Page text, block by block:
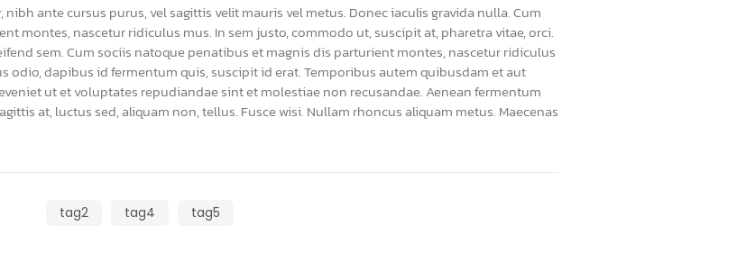
ante cursus purus, vel sagittis velit mauris vel metus. Donec iaculis gravida nulla. Cum
montes, nascetur ridiculus mus. In sem justo, commodo ut, suscipit at, pharetra vitae, orci.
sem. Cum sociis natoque penatibus et magnis dis parturient montes, nascetur ridiculus
odio, dapibus id fermentum quis, suscipit id erat. Temporibus autem quibusdam et aut
ut et voluptates repudiandae sint et molestiae non recusandae. Aenean fermentum
at, luctus sed, aliquam non, tellus. Fusce wisi. Nullam rhoncus aliquam metus. Maecenas
tag2 tag4 tag5